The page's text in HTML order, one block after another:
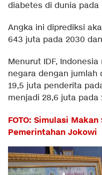
diabetes di dunia pada
Angka ini diprediksi
643 juta pada 2030
Menurut IDF,
negara dengan jumlah
19,5 juta penderita
menjadi 28,6 juta pada
FOTO: Simulasi
Pemerintahan Jokowi